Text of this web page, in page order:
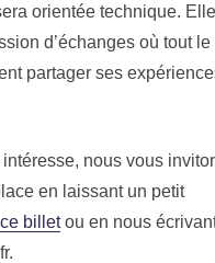
orientée technique.
d’échanges où tout
partager ses
nous vous
en laissant un petit
billetou en nous